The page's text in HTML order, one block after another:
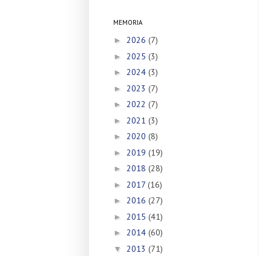
MEMORIA
► 2026 (7)
► 2025 (3)
► 2024 (3)
► 2023 (7)
► 2022 (7)
► 2021 (3)
► 2020 (8)
► 2019 (19)
► 2018 (28)
► 2017 (16)
► 2016 (27)
► 2015 (41)
► 2014 (60)
▼ 2013 (71)